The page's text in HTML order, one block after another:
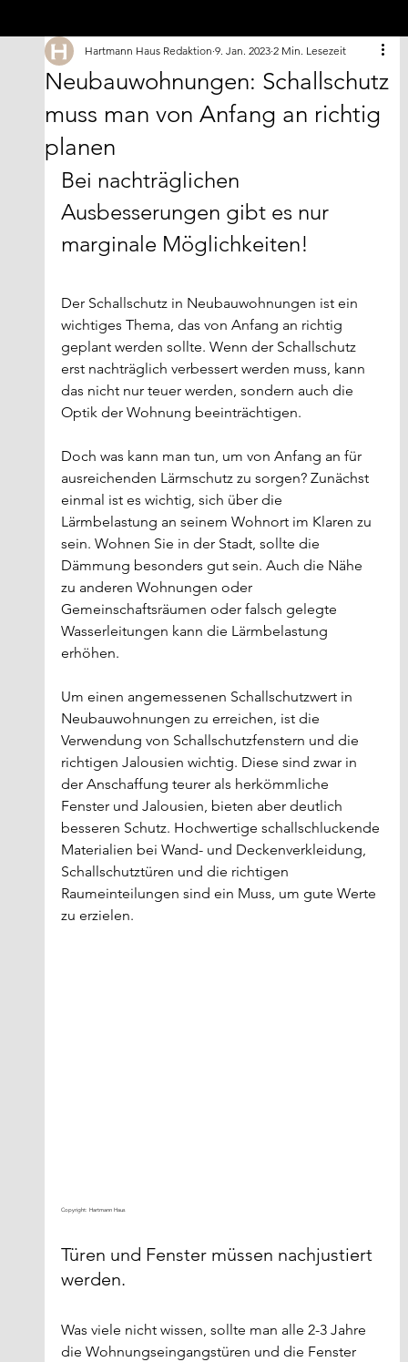
Neubauwohnungen: Schallschutz
muss man von Anfang an richtig
planen
Hartmann Haus Redaktion 9. Jan. 2023 2 Min. Lesezeit
Bei nachträglichen
Ausbesserungen gibt es nur
marginale Möglichkeiten!
Der Schallschutz in Neubauwohnungen ist ein
wichtiges Thema, das von Anfang an richtig
geplant werden sollte. Wenn der Schallschutz
erst nachträglich verbessert werden muss, kann
das nicht nur teuer werden, sondern auch die
Optik der Wohnung beeinträchtigen.
Doch was kann man tun, um von Anfang an für
ausreichenden Lärmschutz zu sorgen? Zunächst
einmal ist es wichtig, sich über die
Lärmbelastung an seinem Wohnort im Klaren zu
sein. Wohnen Sie in der Stadt, sollte die
Dämmung besonders gut sein. Auch die Nähe
zu anderen Wohnungen oder
Gemeinschaftsräumen oder falsch gelegte
Wasserleitungen kann die Lärmbelastung
erhöhen.
Um einen angemessenen Schallschutzwert in
Neubauwohnungen zu erreichen, ist die
Verwendung von Schallschutzfenstern und die
richtigen Jalousien wichtig. Diese sind zwar in
der Anschaffung teurer als herkömmliche
Fenster und Jalousien, bieten aber deutlich
besseren Schutz. Hochwertige schallschluckende
Materialien bei Wand- und Deckenverkleidung,
Schallschutztüren und die richtigen
Raumeinteilungen sind ein Muss, um gute Werte
zu erzielen.
Copyright: Hartmann Haus
Türen und Fenster müssen nachjustiert
werden.
Was viele nicht wissen, sollte man alle 2-3 Jahre
die Wohnungseingangstüren und die Fenster